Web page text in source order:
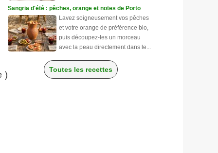
)
Sangria d'été : pêches, orange et notes de Porto
Lavez soigneusement vos pêches
et votre orange de préférence bio,
puis découpez-les un morceau
avec la peau directement dans le...
Toutes les recettes